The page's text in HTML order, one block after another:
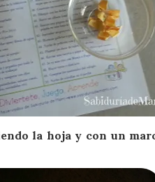
la hojay con un